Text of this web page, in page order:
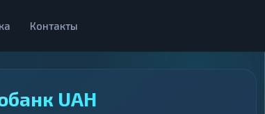
Контакты
UAH